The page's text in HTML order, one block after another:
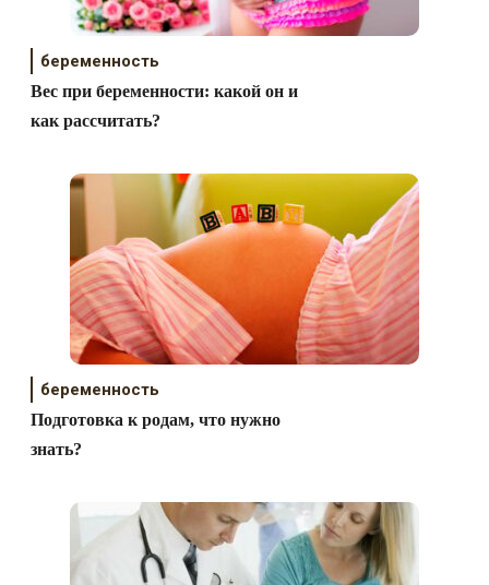
беременность
Вес при беременности: какой он и
как рассчитать?
беременность
Подготовка к родам, что нужно
знать?